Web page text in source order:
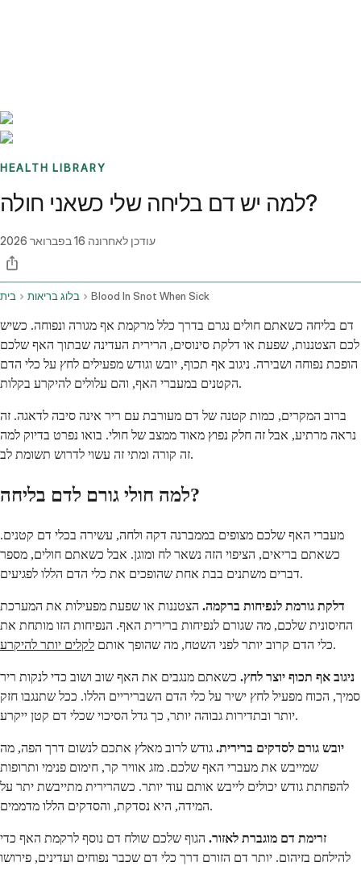
HEALTH LIBRARY
למה יש דם בליחה שלי כשאני חולה?
עודכן לאחרונה 16 בפברואר 2026
בית בלוג בריאות Blood In Snot When Sick
דם בליחה כשאתם חולים נגרם בדרך כלל מרקמת אף מגורה ונפוחה. כשיש
לכם הצטננות, שפעת או דלקת סינוסים, הרירית העדינה שבתוך האף שלכם
הופכת נפוחה ושבירה. ניגוב אף תכוף, יובש וגודש מפעילים לחץ על כלי הדם
הקטנים במעברי האף, והם עלולים להיקרע בקלות.
ברוב המקרים, כמות קטנה של דם מעורבת עם ריר אינה סיבה לדאגה. זה
נראה מרתיע, אבל זה חלק נפוץ מאוד ממצב של חולי. בואו נפרט בדיוק למה
זה קורה ומתי זה עשוי לדרוש תשומת לב.
למה חולי גורם לדם בליחה?
מעברי האף שלכם מצופים בממברנה דקה ולחה, עשירה בכלי דם קטנים.
כשאתם בריאים, הציפוי הזה נשאר לח ומוגן. אבל כשאתם חולים, מספר
דברים משתנים בבת אחת שהופכים את כלי הדם הללו לפגיעים.
דלקת גורמת לנפיחות ברקמה. הצטננות או שפעת מפעילות את המערכת
החיסונית שלכם, מה שגורם לנפיחות ברירית האף. הנפיחות הזו מותחת את
כלי הדם קרוב יותר לפני השטח, מה שהופך אותם לקלים יותר להיקרע .
ניגוב אף תכוף יוצר לחץ. כשאתם מנגבים את האף שוב ושוב כדי לנקות ריר
סמיך, הכוח מפעיל לחץ ישיר על כלי הדם השבריריים הללו. ככל שתנגבו חזק
יותר ובתדירות גבוהה יותר, כך גדל הסיכוי שכלי דם קטן ייקרע.
יובש גורם לסדקים ברירית. גודש לרוב מאלץ אתכם לנשום דרך הפה, מה
שמייבש את מעברי האף שלכם. מזג אוויר קר, חימום פנימי ותרופות
להפחתת גודש יכולים לייבש אותם עוד יותר. כשהרירית מתייבשת יתר על
המידה, היא נסדקת, והסדקים הללו מדממים.
זרימת דם מוגברת לאזור. הגוף שלכם שולח דם נוסף לרקמת האף כדי
להילחם בזיהום. יותר דם הזורם דרך כלי דם שכבר נפוחים ועדינים, פירושו